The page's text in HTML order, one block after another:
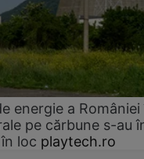
energie a României
pe cărbune s-au
loc playtech.ro